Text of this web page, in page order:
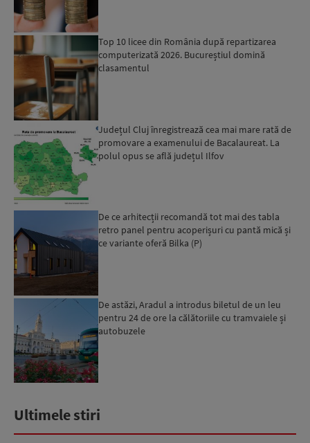
Top 10 licee din România după repartizarea
computerizată 2026. Bucureștiul domină
clasamentul
Județul Cluj înregistrează cea mai mare rată de
promovare a examenului de Bacalaureat. La
polul opus se află județul Ilfov
De ce arhitecții recomandă tot mai des tabla
retro panel pentru acoperișuri cu pantă mică și
ce variante oferă Bilka (P)
De astăzi, Aradul a introdus biletul de un leu
pentru 24 de ore la călătoriile cu tramvaiele și
autobuzele
Ultimele stiri